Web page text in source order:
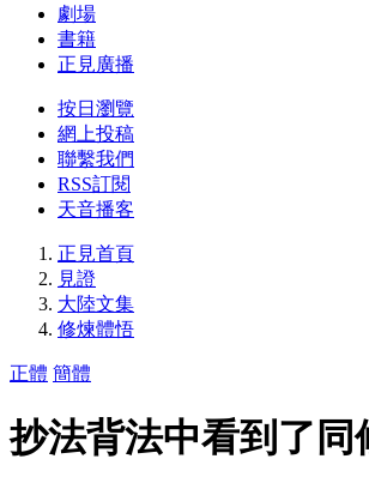
劇場
書籍
正見廣播
按日瀏覽
網上投稿
聯繫我們
RSS訂閱
天音播客
正見首頁
見證
大陸文集
修煉體悟
正體 簡體
抄法背法中看到了同